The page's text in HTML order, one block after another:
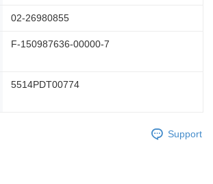
02-26980855
F-150987636-00000-7
5514PDT00774
Support